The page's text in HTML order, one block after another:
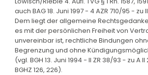
auch BAG 18. Juni 1997 - 4 AZR 710/95 -
Dem liegt der allgemeine
es mit der persönlichen Freiheit von
unvereinbar ist, rechtliche Bindungen
Begrenzung und ohne
(vgl. BGH 13. Juni 1994 - II ZR 38/93 - zu A
BGHZ 126, 226).